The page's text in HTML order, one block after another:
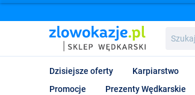
w
Dzisiejsze oferty Karpiarstwo
Promocje
Prezenty Wędkarskie